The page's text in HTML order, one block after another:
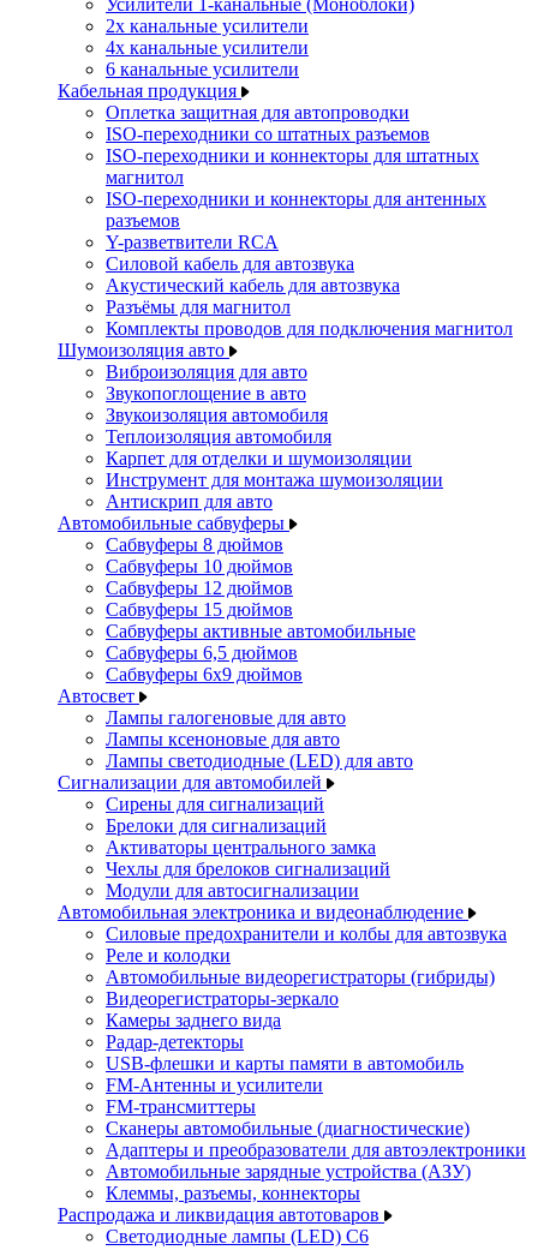
Усилители 1-канальные (Моноблоки)
2х канальные усилители
4х канальные усилители
6 канальные усилители
Кабельная продукция
Оплетка защитная для автопроводки
ISO-переходники со штатных разъемов
ISO-переходники и коннекторы для штатных
магнитол
ISO-переходники и коннекторы для антенных
разъемов
Y-разветвители RCA
Силовой кабель для автозвука
Акустический кабель для автозвука
Разъёмы для магнитол
Комплекты проводов для подключения магнитол
Шумоизоляция авто
Виброизоляция для авто
Звукопоглощение в авто
Звукоизоляция автомобиля
Теплоизоляция автомобиля
Карпет для отделки и шумоизоляции
Инструмент для монтажа шумоизоляции
Антискрип для авто
Автомобильные сабвуферы
Сабвуферы 8 дюймов
Сабвуферы 10 дюймов
Сабвуферы 12 дюймов
Сабвуферы 15 дюймов
Сабвуферы активные автомобильные
Сабвуферы 6,5 дюймов
Сабвуферы 6x9 дюймов
Автосвет
Лампы галогеновые для авто
Лампы ксеноновые для авто
Лампы светодиодные (LED) для авто
Сигнализации для автомобилей
Сирены для сигнализаций
Брелоки для сигнализаций
Активаторы центрального замка
Чехлы для брелоков сигнализаций
Модули для автосигнализации
Автомобильная электроника и видеонаблюдение
Силовые предохранители и колбы для автозвука
Реле и колодки
Автомобильные видеорегистраторы (гибриды)
Видеорегистраторы-зеркало
Камеры заднего вида
Радар-детекторы
USB-флешки и карты памяти в автомобиль
FM-Антенны и усилители
FM-трансмиттеры
Сканеры автомобильные (диагностические)
Адаптеры и преобразователи для автоэлектроники
Автомобильные зарядные устройства (АЗУ)
Клеммы, разъемы, коннекторы
Распродажа и ликвидация автотоваров
Светодиодные лампы (LED) C6